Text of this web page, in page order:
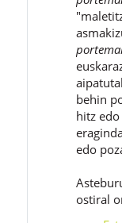
behin
hitz
edo
ostiral